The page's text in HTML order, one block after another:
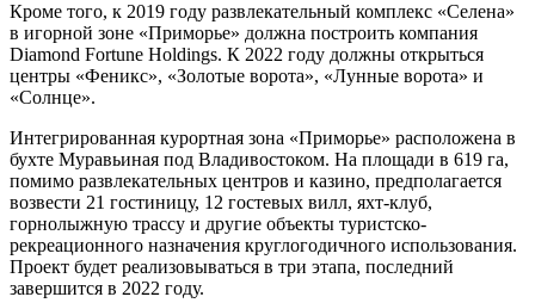
Кроме того, к 2019 году развлекательный комплекс «Селена»
в игорной зоне «Приморье» должна построить компания
Diamond Fortune Holdings. К 2022 году должны открыться
центры «Феникс», «Золотые ворота», «Лунные ворота» и
«Солнце».
Интегрированная курортная зона «Приморье» расположена в
бухте Муравьиная под Владивостоком. На площади в 619 га,
помимо развлекательных центров и казино, предполагается
возвести 21 гостиницу, 12 гостевых вилл, яхт-клуб,
горнолыжную трассу и другие объекты туристско-
рекреационного назначения круглогодичного использования.
Проект будет реализовываться в три этапа, последний
завершится в 2022 году.